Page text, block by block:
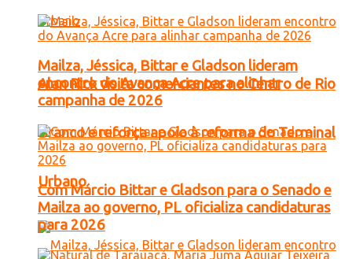
Alan Rick visita comerciantes no Centro de Rio
Branco e reforça apoio à reforma do Terminal
Urbano
Mailza, Jéssica, Bittar e Gladson lideram
encontro do Avança Acre para alinhar
campanha de 2026
Com Márcio Bittar e Gladson para o Senado e
Mailza ao governo, PL oficializa candidaturas
para 2026